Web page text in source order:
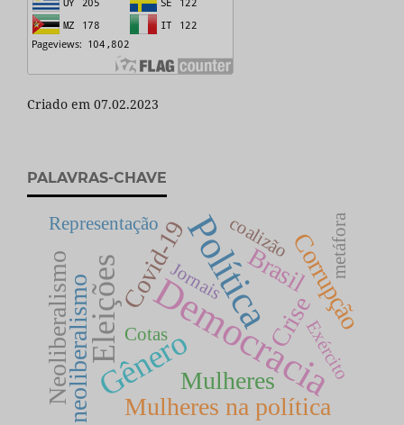
Criado em 07.02.2023
PALAVRAS-CHAVE
Democracia
Política
Eleições
Gênero
Mulheres na política
Mulheres
neoliberalismo Crise
Corrupção
Brasil
Covid-19
Neoliberalismo
Representação metáfora
coalizão
Cotas
Jornais
Exército